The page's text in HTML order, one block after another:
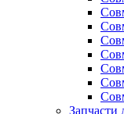
Запчасти